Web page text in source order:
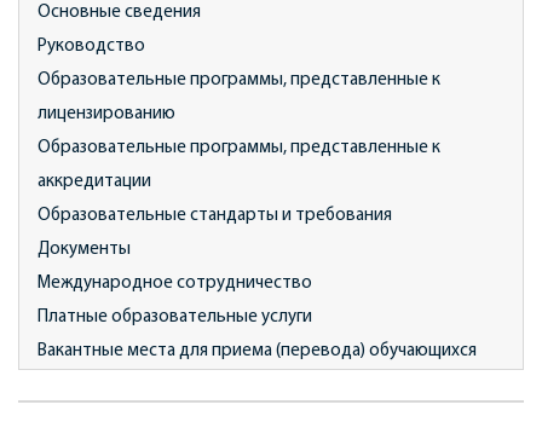
Основные сведения
Руководство
Образовательные программы, представленные к
лицензированию
Образовательные программы, представленные к
аккредитации
Образовательные стандарты и требования
Документы
Международное сотрудничество
Платные образовательные услуги
Вакантные места для приема (перевода) обучающихся